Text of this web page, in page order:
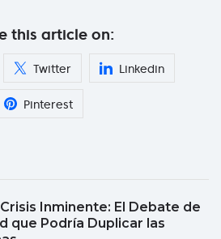
this article on:
Twitter Linkedin
Pinterest
Inminente: El Debate de
que Podría Duplicar las